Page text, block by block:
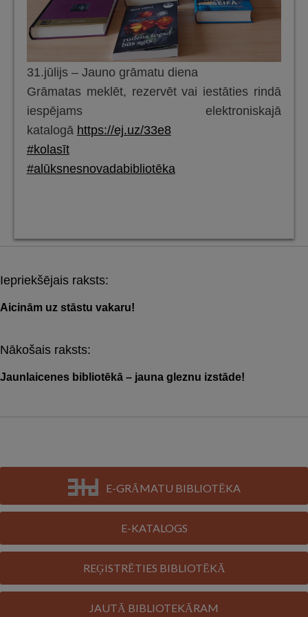
31.jūlijs – Jauno grāmatu diena
Grāmatas meklēt, rezervēt vai iestāties rindā
iespējams elektroniskajā
katalogā https://ej.uz/33e8
#kolasīt
#alūksnesnovadabibliotēka
Post
navigation
Iepriekšējais raksts:
Aicinām uz stāstu vakaru!
Nākošais raksts:
Jaunlaicenes bibliotēkā – jauna gleznu izstāde!
E-GRĀMATU BIBLIOTĒKA
E-KATALOGS
REĢISTRĒTIES BIBLIOTĒKĀ
JAUTĀ BIBLIOTEKĀRAM